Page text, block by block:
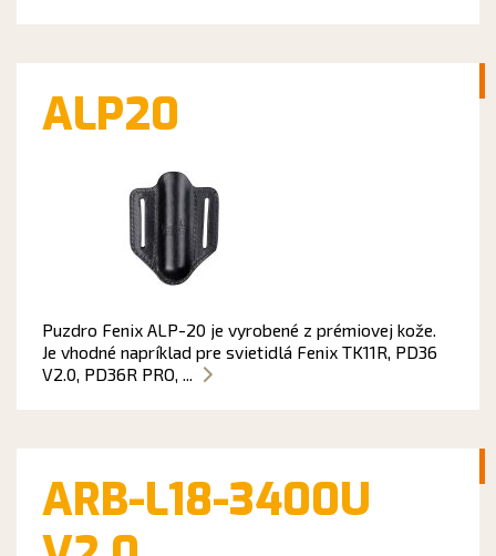
ALP20
Puzdro Fenix ALP-20 je vyrobené z prémiovej kože.
Je vhodné napríklad pre svietidlá Fenix TK11R, PD36
V2.0, PD36R PRO, ...
ARB-L18-3400U